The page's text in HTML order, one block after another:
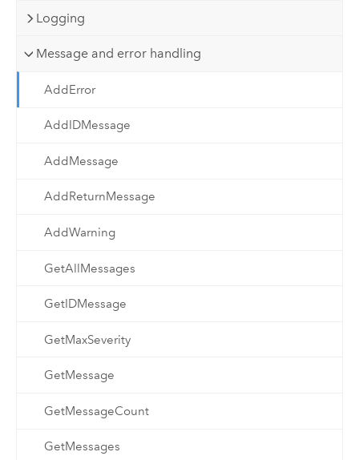
Logging
Message and error handling
AddError
AddIDMessage
AddMessage
AddReturnMessage
AddWarning
GetAllMessages
GetIDMessage
GetMaxSeverity
GetMessage
GetMessageCount
GetMessages